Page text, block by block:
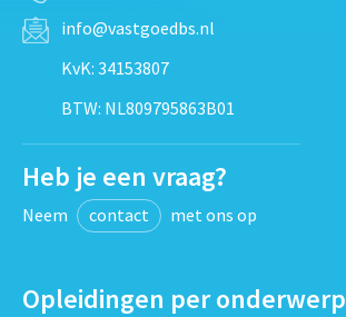
info@vastgoedbs.nl
KvK: 34153807
BTW: NL809795863B01
Heb je een vraag?
Neem contact met ons op
Opleidingen per onderwerp